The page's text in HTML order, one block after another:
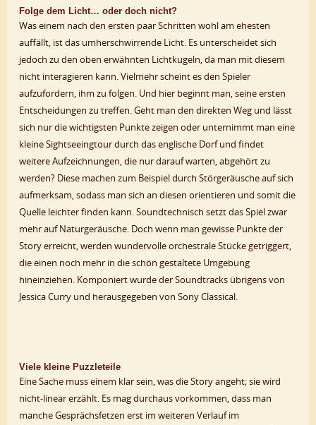
Folge dem Licht… oder doch nicht?
Was einem nach den ersten paar Schritten wohl am ehesten
auffällt, ist das umherschwirrende Licht. Es unterscheidet sich
jedoch zu den oben erwähnten Lichtkugeln, da man mit diesem
nicht interagieren kann. Vielmehr scheint es den Spieler
aufzufordern, ihm zu folgen. Und hier beginnt man, seine ersten
Entscheidungen zu treffen. Geht man den direkten Weg und lässt
sich nur die wichtigsten Punkte zeigen oder unternimmt man eine
kleine Sightseeingtour durch das englische Dorf und findet
weitere Aufzeichnungen, die nur darauf warten, abgehört zu
werden? Diese machen zum Beispiel durch Störgeräusche auf sich
aufmerksam, sodass man sich an diesen orientieren und somit die
Quelle leichter finden kann. Soundtechnisch setzt das Spiel zwar
mehr auf Naturgeräusche. Doch wenn man gewisse Punkte der
Story erreicht, werden wundervolle orchestrale Stücke getriggert,
die einen noch mehr in die schön gestaltete Umgebung
hineinziehen. Komponiert wurde der Soundtracks übrigens von
Jessica Curry und herausgegeben von Sony Classical.
Viele kleine Puzzleteile
Eine Sache muss einem klar sein, was die Story angeht; sie wird
nicht-linear erzählt. Es mag durchaus vorkommen, dass man
manche Gesprächsfetzen erst im weiteren Verlauf im